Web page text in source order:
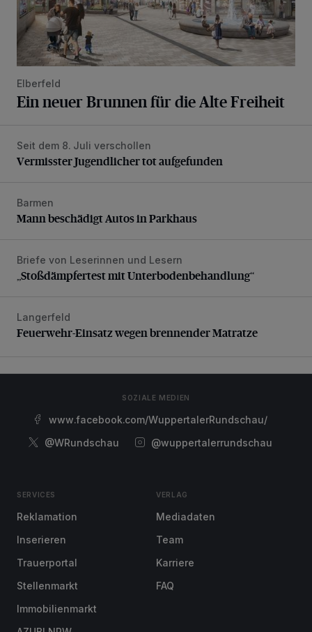
Elberfeld
Ein neuer Brunnen für die Alte Freiheit
Vermisster Jugendlicher tot aufgefunden
Seit dem 8. Juli verschollen
Vermisster Jugendlicher tot aufgefunden
Mann beschädigt Autos in Parkhaus
Barmen
Mann beschädigt Autos in Parkhaus
„Stoßdämpfertest mit Unterbodenbehandlung“
Briefe von Leserinnen und Lesern
„Stoßdämpfertest mit Unterbodenbehandlung“
Feuerwehr-Einsatz wegen brennender Matratze
Langerfeld
Feuerwehr-Einsatz wegen brennender Matratze
SOZIALE MEDIEN
www.facebook.com/WuppertalerRundschau/
@WRundschau
@wuppertalerrundschau
SERVICES
Reklamation
Inserieren
Trauerportal
Stellenmarkt
Immobilienmarkt
VERLAG
Mediadaten
Team
Karriere
FAQ